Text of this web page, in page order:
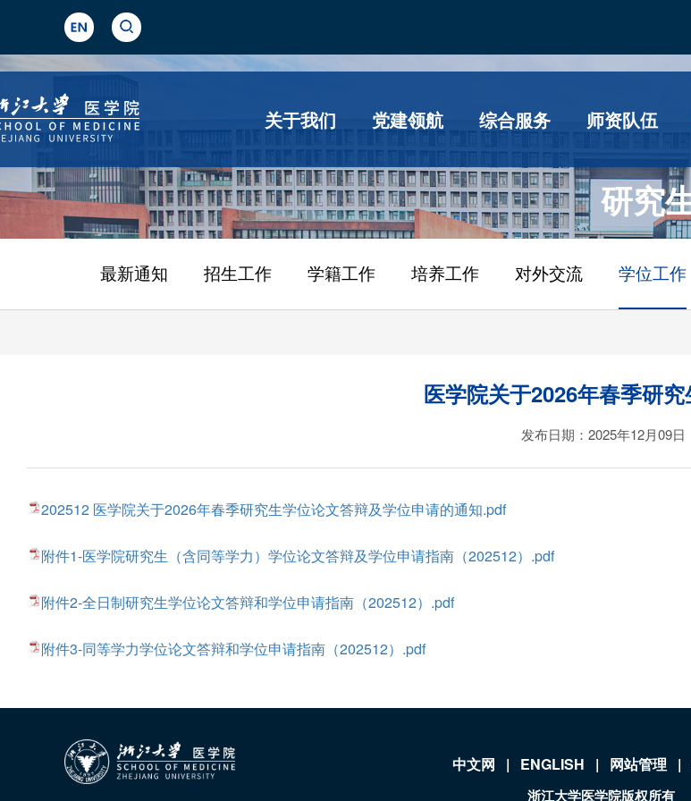
关于我们 党建领航 综合服务 师资队伍
研究
最新通知 招生工作 学籍工作 培养工作 对外交流 学位工作
医学院关于2026年春季研
发布日期：2025年12月09日
202512 医学院关于2026年春季研究生学位论文答辩及学位申请的通知.pdf
附件1-医学院研究生（含同等学力）学位论文答辩及学位申请指南（202512）.pdf
附件2-全日制研究生学位论文答辩和学位申请指南（202512）.pdf
附件3-同等学力学位论文答辩和学位申请指南（202512）.pdf
中文网 | ENGLISH | 网站管理 |
浙江大学医学院版权所有